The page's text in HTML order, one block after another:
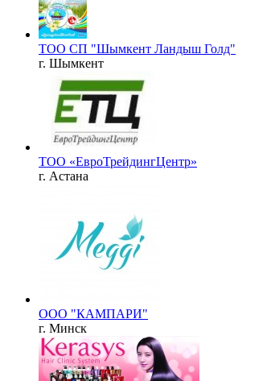
ТОО СП "Шымкент Ландыш Голд"
г. Шымкент
ТОО «ЕвроТрейдингЦентр»
г. Астана
ООО "КАМПАРИ"
г. Минск